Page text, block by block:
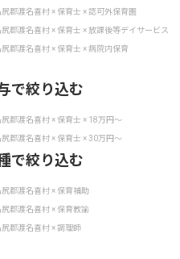
郡渡名喜村 × 保育士 × 認可外保育園
郡渡名喜村 × 保育士 × 放課後等デイサービス
郡渡名喜村 × 保育士 × 病院内保育
で絞り込む
郡渡名喜村 × 保育士 × 18万円〜
郡渡名喜村 × 保育士 × 30万円〜
で絞り込む
郡渡名喜村 × 保育補助
郡渡名喜村 × 保育教諭
郡渡名喜村 × 調理師